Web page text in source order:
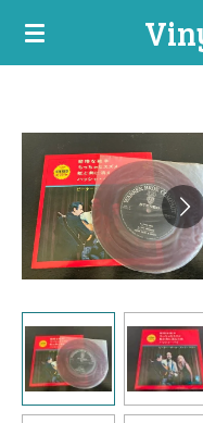
Ga
hoofdinhoud